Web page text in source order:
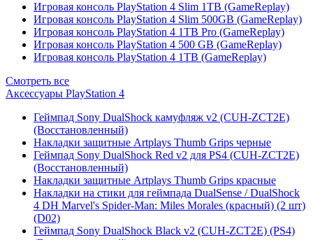
Игровая консоль PlayStation 4 Slim 1TB (GameReplay)
Игровая консоль PlayStation 4 Slim 500GB (GameReplay)
Игровая консоль PlayStation 4 1TB Pro (GameReplay)
Игровая консоль PlayStation 4 500 GB (GameReplay)
Игровая консоль PlayStation 4 1TB (GameReplay)
Смотреть все
Аксессуары PlayStation 4
Геймпад Sony DualShock камуфляж v2 (CUH-ZCT2E)
(Восстановленный)
Накладки защитные Artplays Thumb Grips черные
Геймпад Sony DualShock Red v2 для PS4 (CUH-ZCT2E)
(Восстановленный)
Накладки защитные Artplays Thumb Grips красные
Накладки на стики для геймпада DualSense / DualShock
4 DH Marvel's Spider-Man: Miles Morales (красный) (2 шт)
(D02)
Геймпад Sony DualShock Black v2 (CUH-ZCT2E) (PS4)